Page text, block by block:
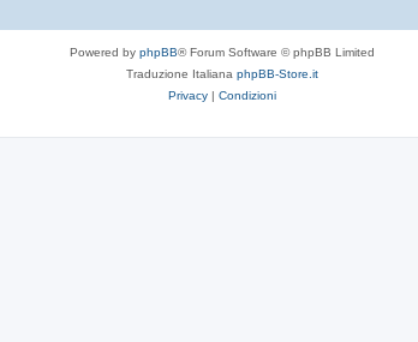
Powered by phpBB® Forum Software © phpBB Limited
Traduzione Italiana phpBB-Store.it
Privacy | Condizioni